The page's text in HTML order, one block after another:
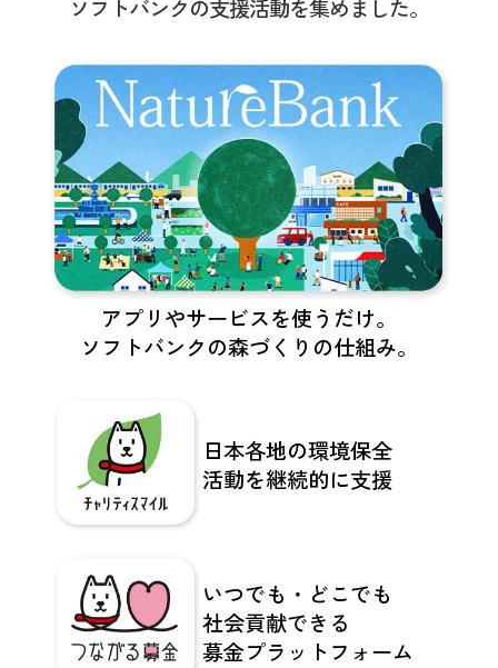
ソフトバンクの支援活動を集めました。
アプリやサービスを使うだけ。
ソフトバンクの森づくりの仕組み。
日本各地の環境保全​
活動を​継続的に支援
いつでも・どこでも​
社会貢献できる​
募金プラットフォーム